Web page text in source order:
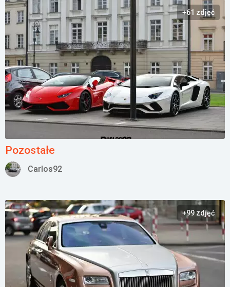
Załóż konto +61 zdjęć
Pozostałe
Carlos92
+99 zdjęć